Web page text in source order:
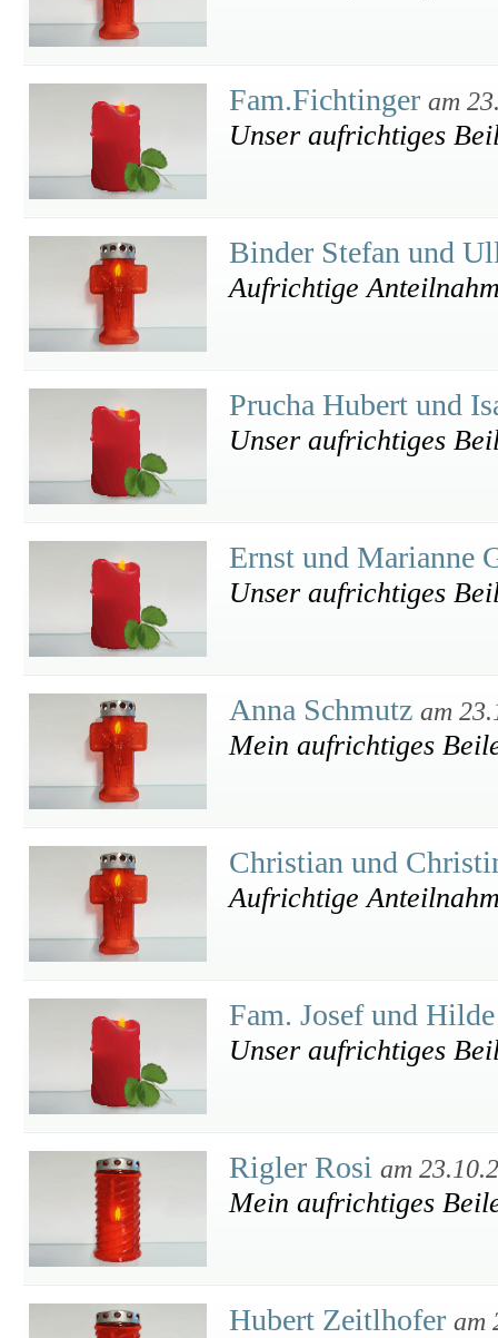
Fam.Fichtinger am
Unser aufrichtiges
Binder Stefan und
Aufrichtige
Prucha Hubert und
Unser aufrichtiges
Ernst und Marianne
Unser aufrichtiges
Anna Schmutz am
Mein aufrichtiges
Christian und
Aufrichtige
Fam. Josef und
Unser aufrichtiges
Rigler Rosi am
Mein aufrichtiges
Hubert Zeitlhofer am